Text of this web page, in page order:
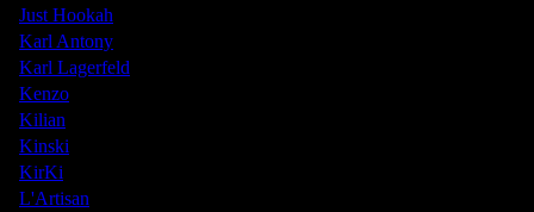
Just Hookah
Karl Antony
Karl Lagerfeld
Kenzo
Kilian
Kinski
KirKi
L'Artisan